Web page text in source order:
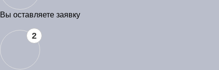
Вы оставляете заявку
2